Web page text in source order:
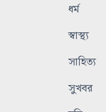
ধর্ম
স্বাস্থ্য
সাহিত্য
সুখবর